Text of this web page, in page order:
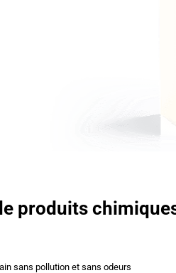
produits
sans pollution et sans odeurs